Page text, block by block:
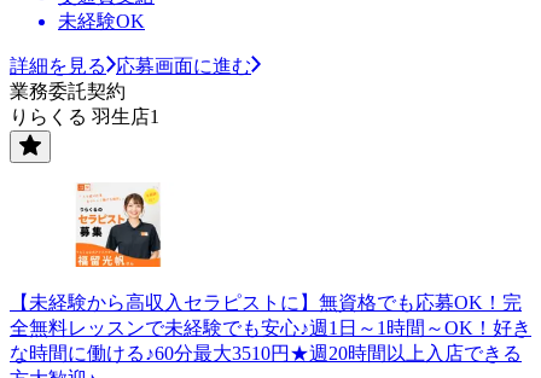
未経験OK
詳細を見る
応募画面に進む
業務委託契約
りらくる 羽生店1
【未経験から高収入セラピストに】無資格でも応募OK！完
全無料レッスンで未経験でも安心♪週1日～1時間～OK！好き
な時間に働ける♪60分最大3510円★週20時間以上入店できる